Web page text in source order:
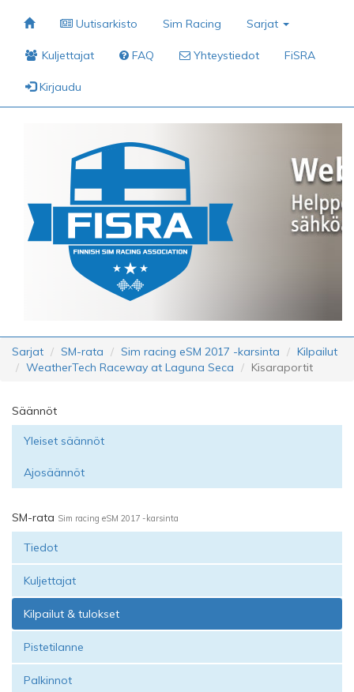
Uutisarkisto Sim Racing Sarjat
Kuljettajat FAQ Yhteystiedot FiSRA
Kirjaudu
Sarjat SM-rata Sim racing eSM 2017 -karsinta
Kilpailut
WeatherTech Raceway at Laguna Seca
Kisaraportit
Säännöt
Yleiset säännöt
Ajosäännöt
SM-rata Sim racing eSM 2017 -karsinta
Tiedot
Kuljettajat
Kilpailut & tulokset
Pistetilanne
Palkinnot